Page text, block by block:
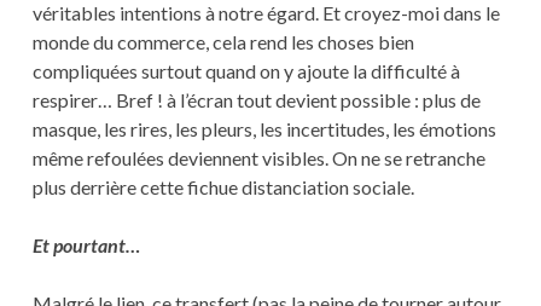
véritables intentions à notre égard. Et croyez-moi dans le
monde du commerce, cela rend les choses bien
compliquées surtout quand on y ajoute la difficulté à
respirer… Bref ! à l’écran tout devient possible : plus de
masque, les rires, les pleurs, les incertitudes, les émotions
même refoulées deviennent visibles. On ne se retranche
plus derrière cette fichue distanciation sociale.
Et pourtant…